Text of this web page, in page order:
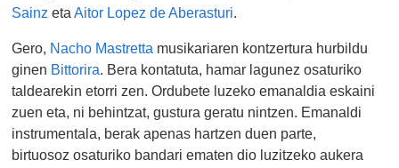
Sainz etaAitor Lopez de Aberasturi.
Gero, Nacho Mastretta musikariaren kontzertura hurbildu
ginen Bittorira. Bera kontatuta, hamar lagunez osaturiko
taldearekin etorri zen. Ordubete luzeko emanaldia eskaini
zuen eta, ni behintzat, gustura geratu nintzen. Emanaldi
instrumentala, berak apenas hartzen duen parte,
birtuosoz osaturiko bandari ematen dio luzitzeko aukera